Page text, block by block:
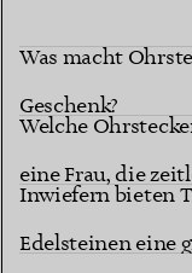
Was macht
Geschenk?
Welche
eine Frau, die
Inwiefern bieten
Edelsteinen eine
Was macht